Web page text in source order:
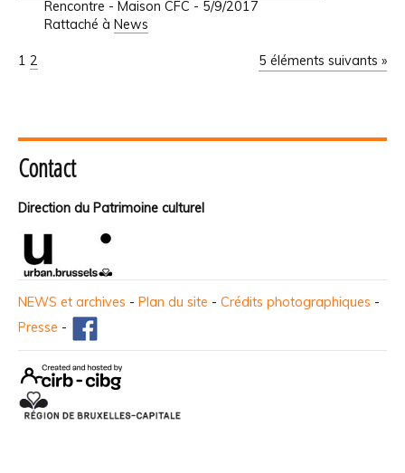
Rencontre - Maison CFC - 5/9/2017
Rattaché à News
5 éléments suivants »
1 2
Contact
Direction du Patrimoine culturel
NEWS et archives - Plan du site - Crédits photographiques -
Presse -